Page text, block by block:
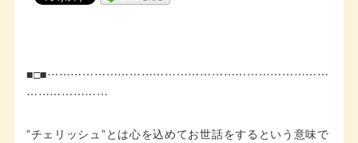
■□■………………………………………………………………
…………………
”チェリッシュ”とは心を込めてお世話をするという意味で